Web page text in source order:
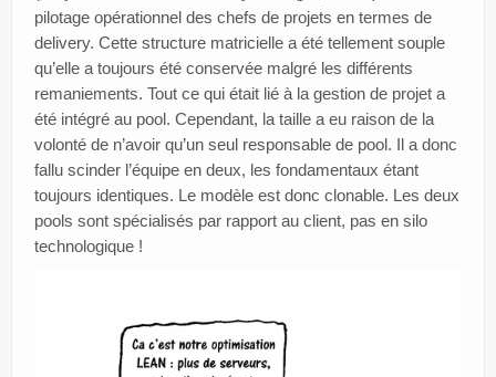
pilotage opérationnel des chefs de projets en termes de
delivery. Cette structure matricielle a été tellement souple
qu’elle a toujours été conservée malgré les différents
remaniements. Tout ce qui était lié à la gestion de projet a
été intégré au pool. Cependant, la taille a eu raison de la
volonté de n’avoir qu’un seul responsable de pool. Il a donc
fallu scinder l’équipe en deux, les fondamentaux étant
toujours identiques. Le modèle est donc clonable. Les deux
pools sont spécialisés par rapport au client, pas en silo
technologique !